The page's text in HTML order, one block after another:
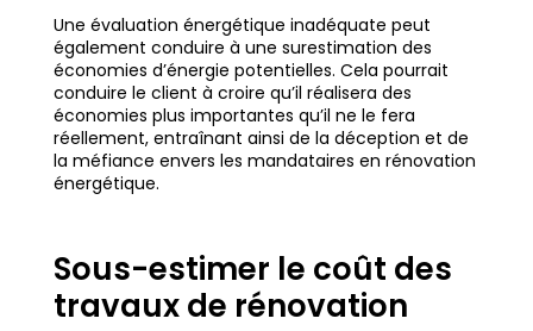
Une évaluation énergétique inadéquate peut
également conduire à une surestimation des
économies d’énergie potentielles. Cela pourrait
conduire le client à croire qu’il réalisera des
économies plus importantes qu’il ne le fera
réellement, entraînant ainsi de la déception et de
la méfiance envers les mandataires en rénovation
énergétique.
Sous-estimer le coût des
travaux de rénovation